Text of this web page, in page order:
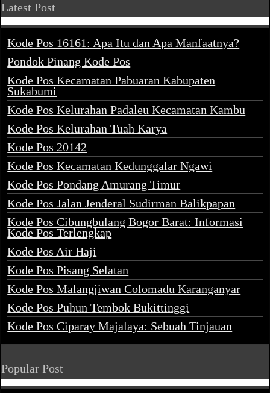
Latest Post
Kode Pos 16161: Apa Itu dan Apa Manfaatnya?
Pondok Pinang Kode Pos
Kode Pos Kecamatan Pabuaran Kabupaten
Sukabumi
Kode Pos Kelurahan Padaleu Kecamatan Kambu
Kode Pos Kelurahan Tuah Karya
Kode Pos 20142
Kode Pos Kecamatan Kedunggalar Ngawi
Kode Pos Pondang Amurang Timur
Kode Pos Jalan Jenderal Sudirman Balikpapan
Kode Pos Cibungbulang Bogor Barat: Informasi
Kode Pos Terlengkap
Kode Pos Air Haji
Kode Pos Pisang Selatan
Kode Pos Malangjiwan Colomadu Karanganyar
Kode Pos Puhun Tembok Bukittinggi
Kode Pos Ciparay Majalaya: Sebuah Tinjauan
Popular Post